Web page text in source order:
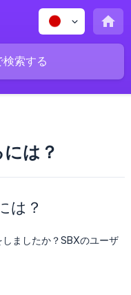
は？
は？
ましたか？SBXのユーザ